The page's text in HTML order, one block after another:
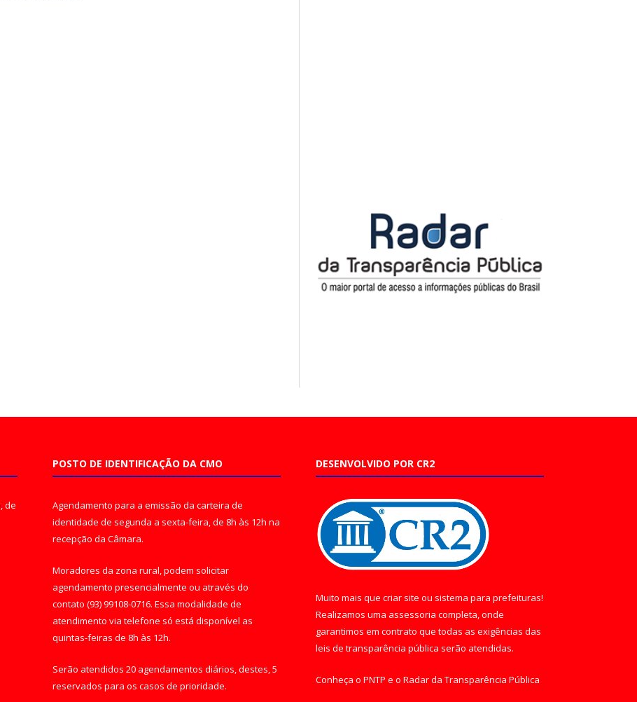
de
POSTO DE IDENTIFICAÇÃO DA CMO
Agendamento para a emissão da carteira de
identidade de segunda a sexta-feira, de 8h às 12h na
recepção da Câmara.
Moradores da zona rural, podem solicitar
agendamento presencialmente ou através do
contato (93) 99108-0716. Essa modalidade de
atendimento via telefone só está disponível as
quintas-feiras de 8h às 12h.
Serão atendidos 20 agendamentos diários, destes, 5
reservados para os casos de prioridade.
DESENVOLVIDO POR CR2
Muito mais que criar site ou sistema para prefeituras!
Realizamos uma assessoria completa, onde
garantimos em contrato que todas as exigências das
leis de transparência pública serão atendidas.
Conheça o PNTP e o Radar da Transparência Pública